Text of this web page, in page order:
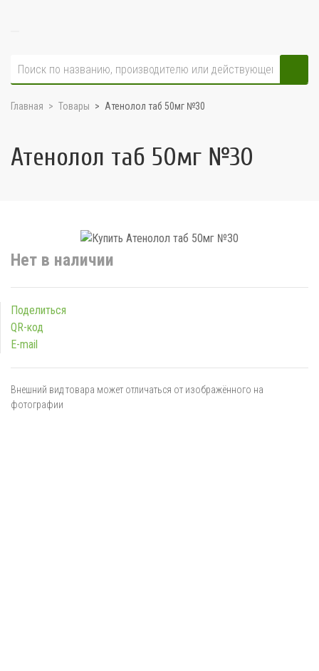
Главная Товары Атенолол таб 50мг №30
Атенолол таб 50мг №30
Нет в наличии
Поделиться
QR-код
E-mail
Внешний вид товара может отличаться от изображённого на
фотографии